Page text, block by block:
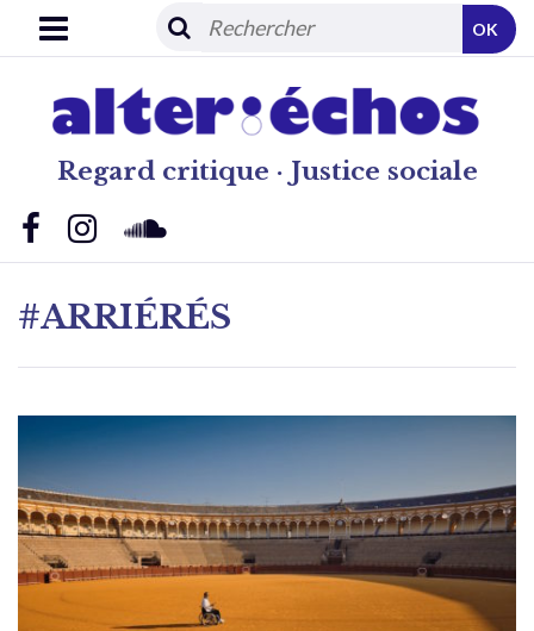
Regard critique · Justice sociale
OK
#ARRIÉRÉS